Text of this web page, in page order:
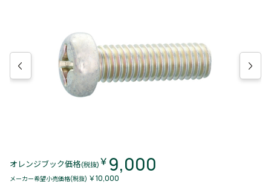
オレンジブック価格(税抜) ￥ 9,000
メーカー希望小売価格(税抜) ￥10,000